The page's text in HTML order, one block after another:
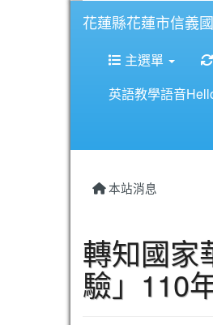
花蓮縣花蓮市信義
主選單
英語教學語音
本站消息
轉知國家
驗」110